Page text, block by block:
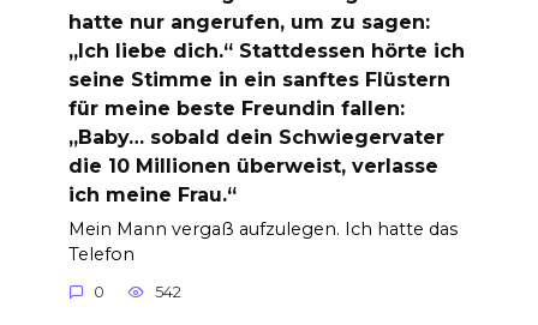
hatte nur angerufen, um zu sagen:
„Ich liebe dich.“ Stattdessen hörte ich
seine Stimme in ein sanftes Flüstern
für meine beste Freundin fallen:
„Baby… sobald dein Schwiegervater
die 10 Millionen überweist, verlasse
ich meine Frau.“
Mein Mann vergaß aufzulegen. Ich hatte das
Telefon
0 542